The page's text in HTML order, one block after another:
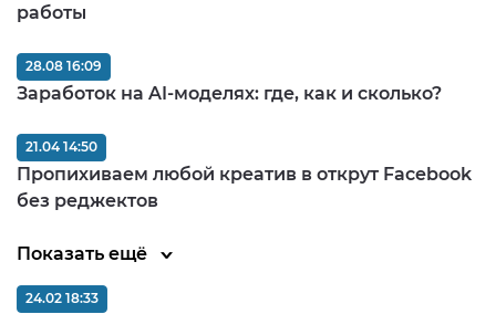
работы
Заработок на AI-моделях: где, как и сколько?
28.08 16:09
Пропихиваем любой креатив в открут Facebook
без реджектов
21.04 14:50
Показать ещё
24.02 18:33